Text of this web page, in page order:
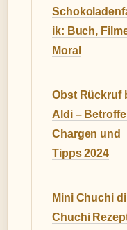
ik: Buch,
Moral
Obst Rückruf
Aldi –
Chargen und
Tipps 2024
Mini Chuchi
Chuchi